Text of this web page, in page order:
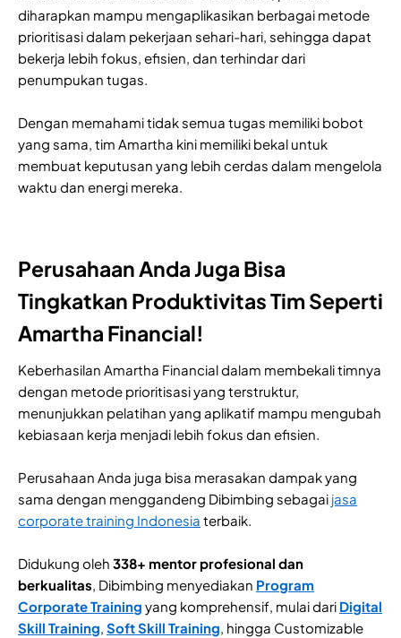
diharapkan mampu mengaplikasikan berbagai metode
prioritisasi dalam pekerjaan sehari-hari, sehingga dapat
bekerja lebih fokus, efisien, dan terhindar dari
penumpukan tugas.
Dengan memahami tidak semua tugas memiliki bobot
yang sama, tim Amartha kini memiliki bekal untuk
membuat keputusan yang lebih cerdas dalam mengelola
waktu dan energi mereka.
Perusahaan Anda Juga Bisa
Tingkatkan Produktivitas Tim Seperti
Amartha Financial!
Keberhasilan Amartha Financial dalam membekali timnya
dengan metode prioritisasi yang terstruktur,
menunjukkan pelatihan yang aplikatif mampu mengubah
kebiasaan kerja menjadi lebih fokus dan efisien.
Perusahaan Anda juga bisa merasakan dampak yang
sama dengan menggandeng Dibimbing sebagai jasa
corporate training Indonesia terbaik.
Didukung oleh 338+ mentor profesional dan
berkualitas, Dibimbing menyediakan Program
Corporate Training yang komprehensif, mulai dari Digital
Skill Training, Soft Skill Training, hingga Customizable